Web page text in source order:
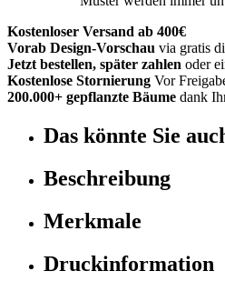
Kostenloser Versand ab 400€
Vorab Design-Vorschau via gratis
Jetzt bestellen, später zahlen oder
Kostenlose Stornierung Vor
200.000+ gepflanzte Bäume dank
Das könnte Sie
Beschreibung
Merkmale
Druckinformation